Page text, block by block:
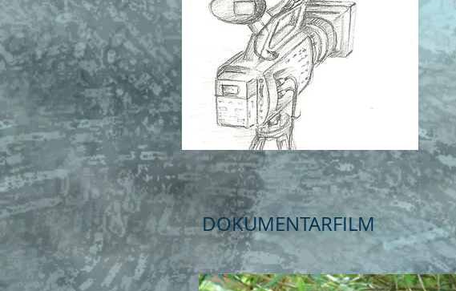
DOKUMENTARFILM